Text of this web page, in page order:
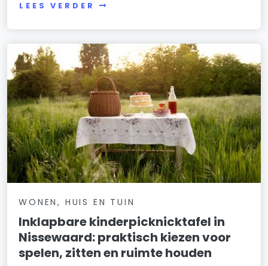
LEES VERDER
WONEN, HUIS EN TUIN
Inklapbare kinderpicknicktafel in
Nissewaard: praktisch kiezen voor
spelen, zitten en ruimte houden